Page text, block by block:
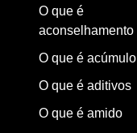
O que é
aconselhamento
O que é acúmulo
O que é aditivos
O que é amido